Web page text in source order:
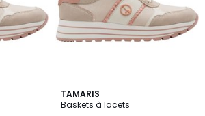
TAMARIS
Baskets à lacets
2
Couleurs